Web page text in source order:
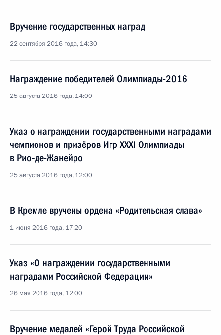
Вручение государственных наград
22 сентября 2016 года, 14:30
Награждение победителей Олимпиады-2016
25 августа 2016 года, 14:00
Указ о награждении государственными наградами
чемпионов и призёров Игр XXXI Олимпиады
в Рио‑де-Жанейро
25 августа 2016 года, 12:00
В Кремле вручены ордена «Родительская слава»
1 июня 2016 года, 17:20
Указ «О награждении государственными
наградами Российской Федерации»
26 мая 2016 года, 12:00
Вручение медалей «Герой Труда Российской